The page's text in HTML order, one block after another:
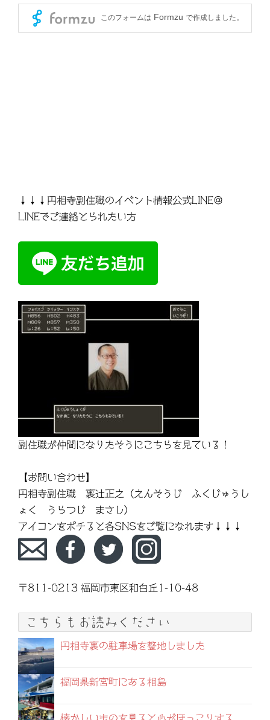
↓↓↓円相寺副住職のイベント情報公式LINE＠
LINEでご連絡とられたい方
副住職が仲間になりたそうにこちらを見ている！
【お問い合わせ】
円相寺副住職 裏辻正之（えんそうじ ふくじゅうし
ょく うらつじ まさし）
アイコンをポチると各SNSをご覧になれます↓↓↓
〒811-0213 福岡市東区和白丘1-10-48
こちらもお読みください
円相寺裏の駐車場を整地しました
福岡県新宮町にある相島